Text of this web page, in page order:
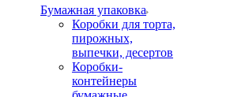
Бумажная упаковка
Коробки для торта,
пирожных,
выпечки, десертов
Коробки-
контейнеры